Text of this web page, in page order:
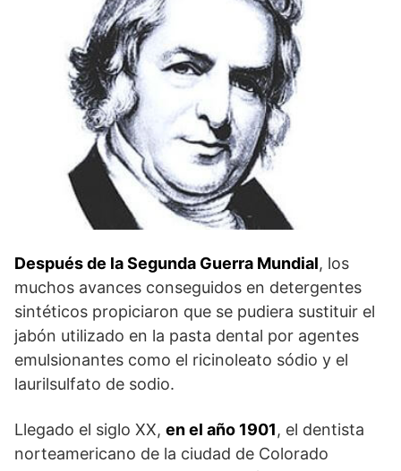
Después de la Segunda Guerra Mundial, los
muchos avances conseguidos en detergentes
sintéticos propiciaron que se pudiera sustituir el
jabón utilizado en la pasta dental por agentes
emulsionantes como el ricinoleato sódio y el
laurilsulfato de sodio.
Llegado el siglo XX, en el año 1901, el dentista
norteamericano de la ciudad de Colorado